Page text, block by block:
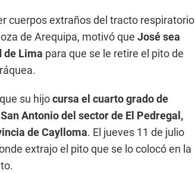
cuerpos extraños del tracto respiratorio
de Arequipa, motivó que José sea
de Lima para que se le retire el pito de
su hijocursa el cuarto grado de
Antonio del sector de El Pedregal,
de Caylloma. El jueves 11 de julio
extrajo el pito que se lo colocó en la